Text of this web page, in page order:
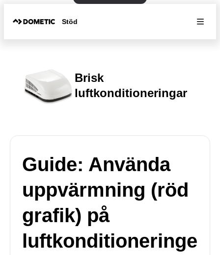
Stöd
Brisk
luftkonditioneringar
Guide: Använda
uppvärmning (röd
grafik) på
luftkonditioneringe